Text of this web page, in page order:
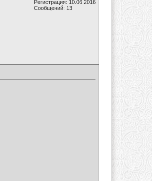
Регистрация: 10.06.2016
Сообщений: 13